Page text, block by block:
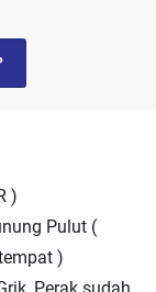
)
Pulut (
)
Perak sudah